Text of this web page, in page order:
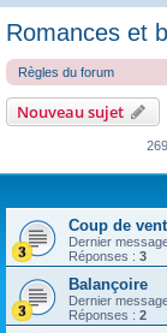
Romances et
Règles du forum
Nouveau sujet
Coup de vent
Dernier
Réponses : 3
Balançoire
Dernier
Réponses : 2